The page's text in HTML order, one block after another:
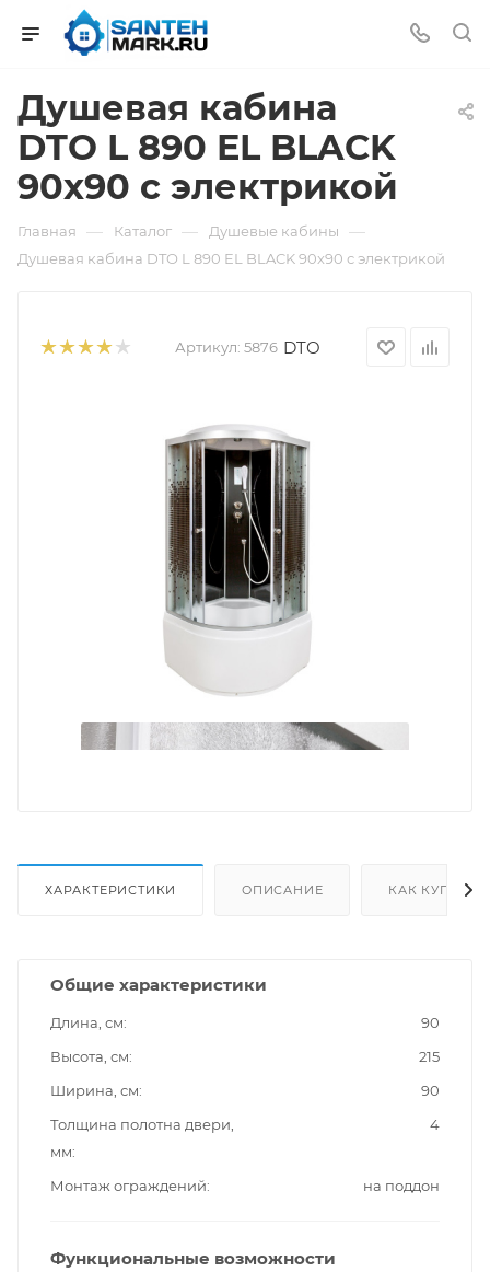
Душевая кабина
DTO L 890 EL BLACK
90x90 с электрикой
Главная — Каталог — Душевые кабины —
Душевая кабина DTO L 890 EL BLACK 90x90 с электрикой
Артикул: 5876 DTO
ХАРАКТЕРИСТИКИ ОПИСАНИЕ КАК КУПИТЬ
Общие характеристики
Длина, см
90
Высота, см
215
Ширина, см
90
Толщина полотна двери,
мм
4
Монтаж ограждений на поддон
Функциональные возможности